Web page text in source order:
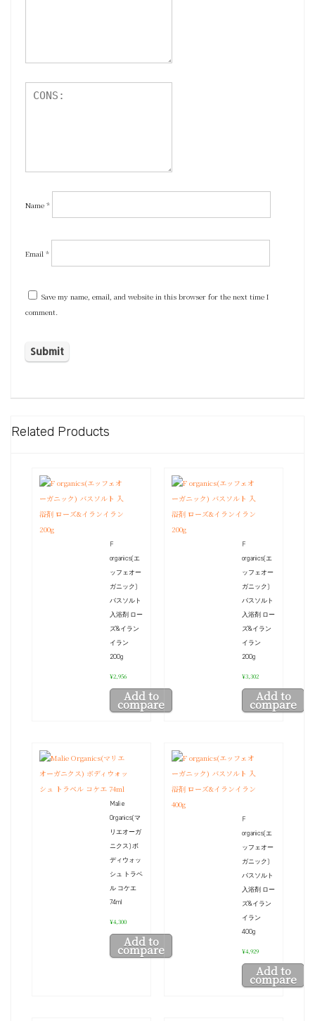
Name *
Email *
Save my name, email, and website in this browser for the next time I
comment.
Related Products
F
organics(エ
ッフェオー
ガニック)
バスソルト
入浴剤 ロー
ズ&イラン
イラン
200g
¥2,956
Add to
compare
F
organics(エ
ッフェオー
ガニック)
バスソルト
入浴剤 ロー
ズ&イラン
イラン
200g
¥3,302
Add to
compare
Malie
Organics(マ
リエオーガ
ニクス) ボ
ディウォッ
シュ トラベ
ル コケエ
74ml
¥4,300
Add to
compare
F
organics(エ
ッフェオー
ガニック)
バスソルト
入浴剤 ロー
ズ&イラン
イラン
400g
¥4,929
Add to
compare